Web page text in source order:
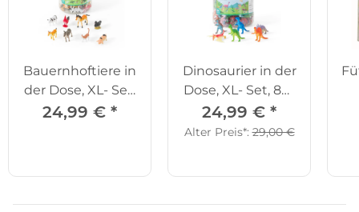
Bauernhoftiere in
der Dose, XL- Set,
72-tlg.
24,99 € *
Dinosaurier in der
Dose, XL- Set, 84-
tlg.
24,99 € *
Alter Preis*:29,00 €